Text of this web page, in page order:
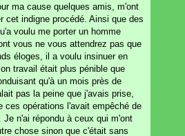
ma cause quelques amis, m'ont
cet indigne procédé. Ainsi que des
voulu me porter un homme
vous ne vous attendrez pas que
éloges, il a voulu insinuer en
travail était plus pénible que
qu'à un mois près de
pas la peine que j'avais prise,
ces opérations l'avait empêché de
n'ai répondu à ceux qui m'ont
chose sinon que c'était sans